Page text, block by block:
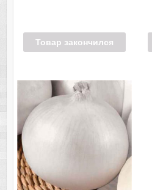
Товар закончился